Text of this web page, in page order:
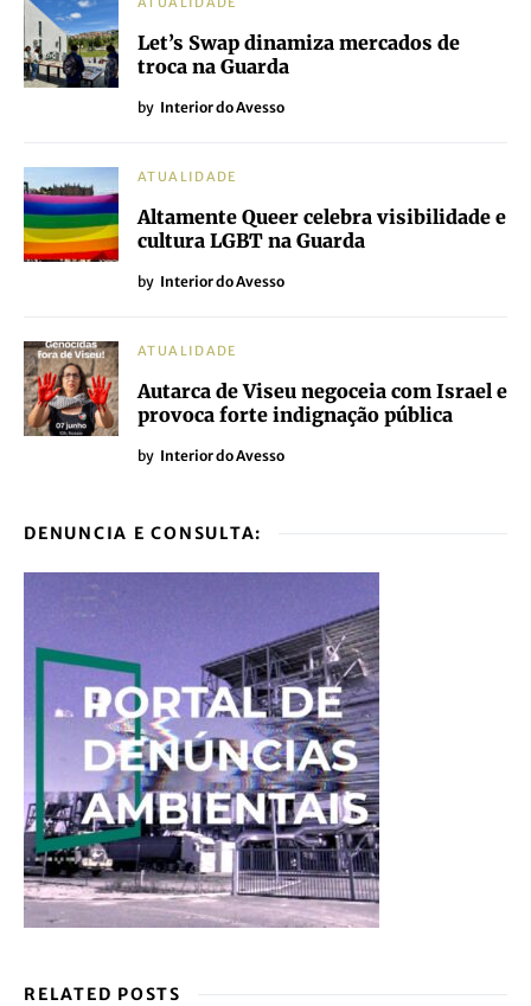
Let’s Swap dinamiza mercados de
troca na Guarda
by Interior do Avesso
ATUALIDADE
Altamente Queer celebra visibilidade e
cultura LGBT na Guarda
by Interior do Avesso
ATUALIDADE
Autarca de Viseu negoceia com Israel e
provoca forte indignação pública
by Interior do Avesso
DENUNCIA E CONSULTA:
RELATED POSTS